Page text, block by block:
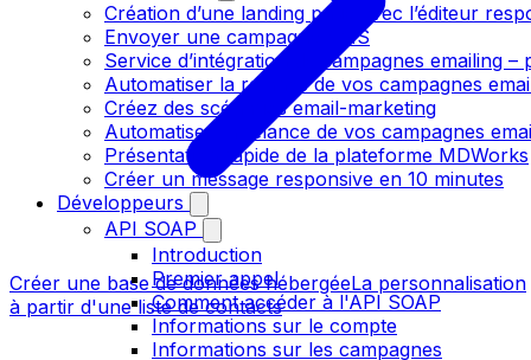
Création d’une landing page avec l’éditeur
Envoyer une campagne SMS
Service d’intégration de campagnes emailing –
Automatiser la relance de vos campagnes
Créez des scénarios email-marketing
Automatisez la relance de vos campagnes
Présentation rapide de la plateforme MDWorks
Créer un message responsive en 10 minutes
Développeurs
API SOAP
Introduction
Premier appel
Comment accéder à l'API SOAP
Informations sur le compte
Informations sur les campagnes
Créer une base de données hébergéeLa personnalisation
à partir d'une liste de contacts